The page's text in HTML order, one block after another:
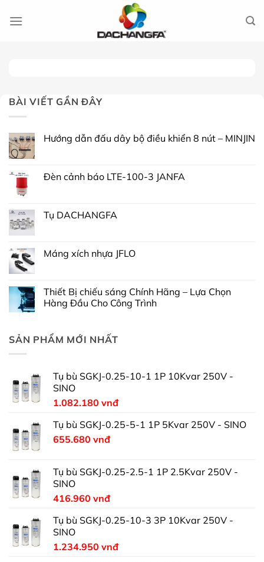
đến
BÀI VIẾT GẦN ĐÂY
Hướng dẫn đấu dây bộ điều khiển 8 nút – MINJIN
Đèn cảnh báo LTE-100-3 JANFA
Tụ DACHANGFA
Máng xích nhựa JFLO
Thiết Bị chiếu sáng Chính Hãng – Lựa Chọn
Hàng Đầu Cho Công Trình
SẢN PHẨM MỚI NHẤT
Tụ bù SGKJ-0.25-10-1 1P 10Kvar 250V -
SINO
1.082.180 vnđ
Tụ bù SGKJ-0.25-5-1 1P 5Kvar 250V - SINO
655.680 vnđ
Tụ bù SGKJ-0.25-2.5-1 1P 2.5Kvar 250V -
SINO
416.960 vnđ
Tụ bù SGKJ-0.25-10-3 3P 10Kvar 250V -
SINO
1.234.950 vnđ